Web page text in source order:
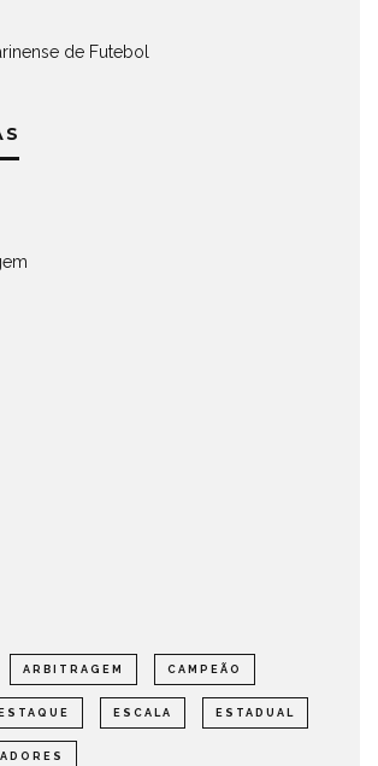
de Futebol
ARBITRAGEM CAMPEÃO
ESCALA ESTADUAL